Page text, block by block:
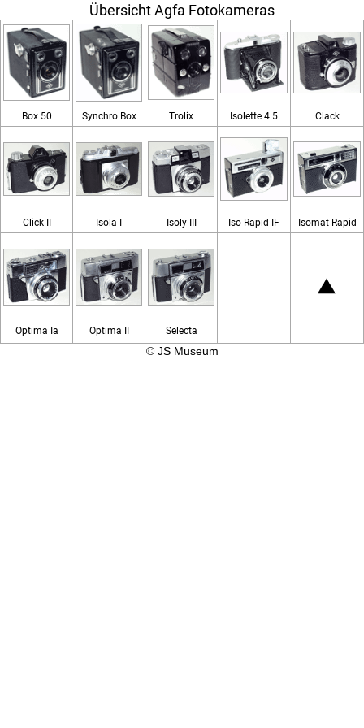
Übersicht Agfa Fotokameras
Box 50 Synchro Box Trolix Isolette 4.5 Clack
Click II Isola I Isoly III Iso Rapid IF Isomat Rapid
Optima Ia Optima II Selecta
© JS Museum